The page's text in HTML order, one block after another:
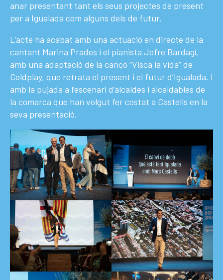
anar presentant tant els seus projectes de present
per a Igualada com alguns dels de futur.
L’acte ha acabat amb una actuació en directe de la
cantant Marina Prades i el pianista Jofre Bardagí,
amb una adaptació de la cançó “Visca la vida” de
Coldplay, que retrata el present i el futur d’Igualada. I
amb la pujada a l’escenari d’alcaldes i alcaldables de
la comarca que han volgut fer costat a Castells en la
seva presentació.